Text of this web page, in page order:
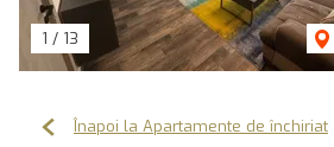
1 / 13
Înapoi la Apartamente de închiriat